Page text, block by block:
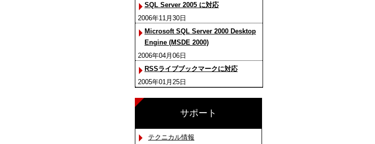
SQL Server 2005 に対応
2006年11月30日
Microsoft SQL Server 2000 Desktop
Engine (MSDE 2000)
2006年04月06日
RSSライブブックマークに対応
2005年01月25日
サポート
テクニカル情報